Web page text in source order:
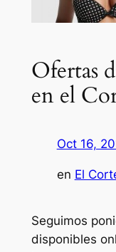
Ofertas
en el
Oct 16,
en El
Seguimos
disponibles